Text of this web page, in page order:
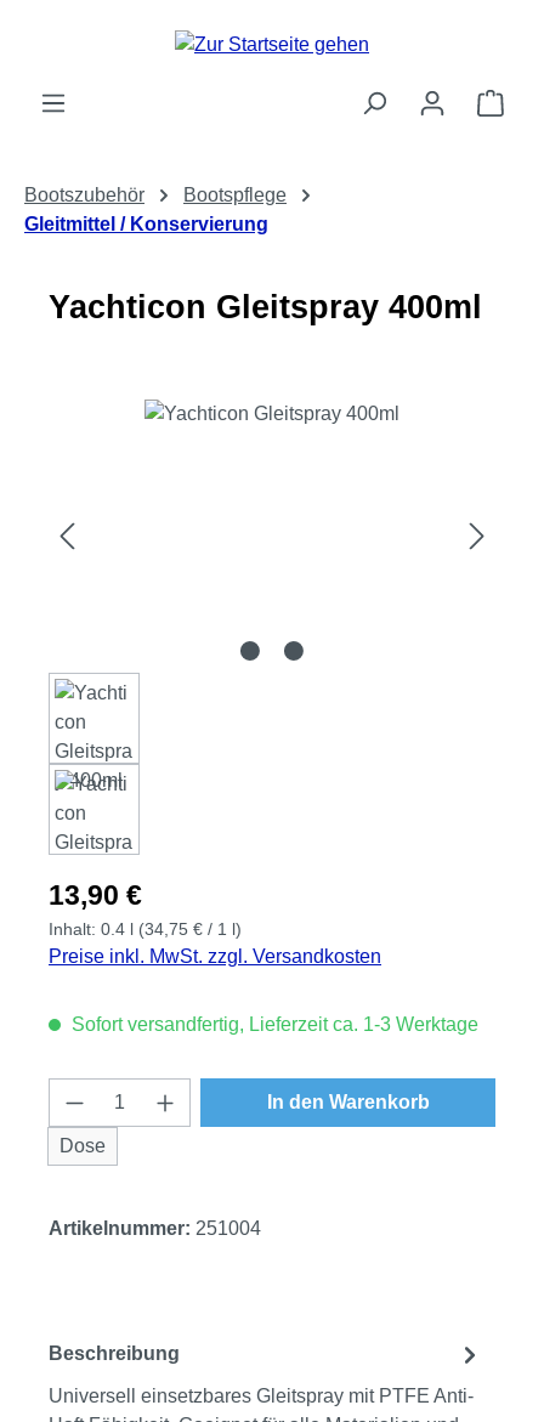
Zum Hauptinhalt springen
Bootszubehör
Bootspflege
Gleitmittel / Konservierung
Yachticon Gleitspray 400ml
Bildergalerie überspringen
Regulärer Preis:
13,90 €
Inhalt: 0.4 l (34,75 € / 1 l)
Preise inkl. MwSt. zzgl. Versandkosten
Sofort versandfertig, Lieferzeit ca. 1-3 Werktage
Produkt Anzahl: Gib den gewünschten
Dose
In den Warenkorb
Artikelnummer: 251004
Beschreibung
Universell einsetzbares Gleitspray mit PTFE Anti-